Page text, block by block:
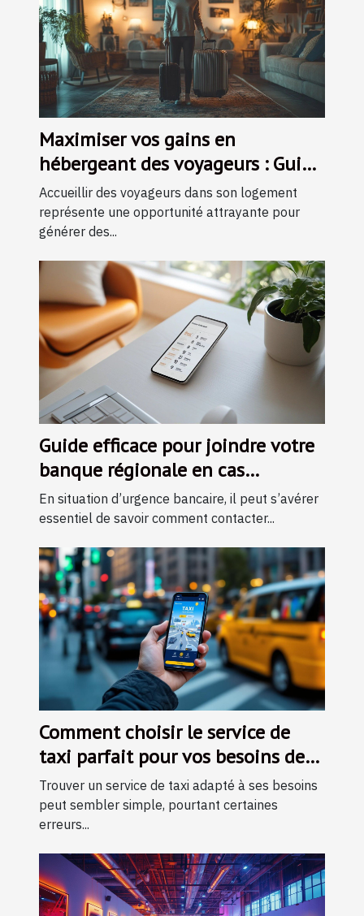
Maximiser vos gains en
hébergeant des voyageurs : Guide
avancé
Accueillir des voyageurs dans son logement
représente une opportunité attrayante pour
générer des...
Guide efficace pour joindre votre
banque régionale en cas
d'urgence
En situation d’urgence bancaire, il peut s’avérer
essentiel de savoir comment contacter...
Comment choisir le service de
taxi parfait pour vos besoins de
transport
Trouver un service de taxi adapté à ses besoins
peut sembler simple, pourtant certaines
erreurs...